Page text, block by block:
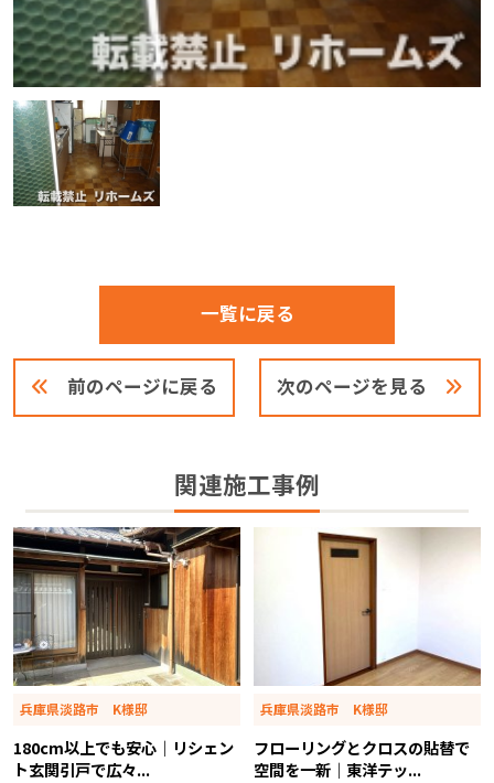
前のページに戻る
一覧に戻る
次のページを見る
関連施工事例
兵庫県淡路市 K様邸
180cm以上でも安心｜リシェン
ト玄関引戸で広々...
兵庫県淡路市 K様邸
フローリングとクロスの貼替で
空間を一新｜東洋テッ...